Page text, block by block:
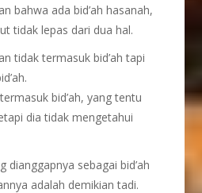
bahwa ada bid’ah hasanah,
tidak lepas dari dua hal.
tidak termasuk bid’ah tapi
bid’ah, yang tentu
dia tidak mengetahui
dianggapnya sebagai bid’ah
adalah demikian tadi.